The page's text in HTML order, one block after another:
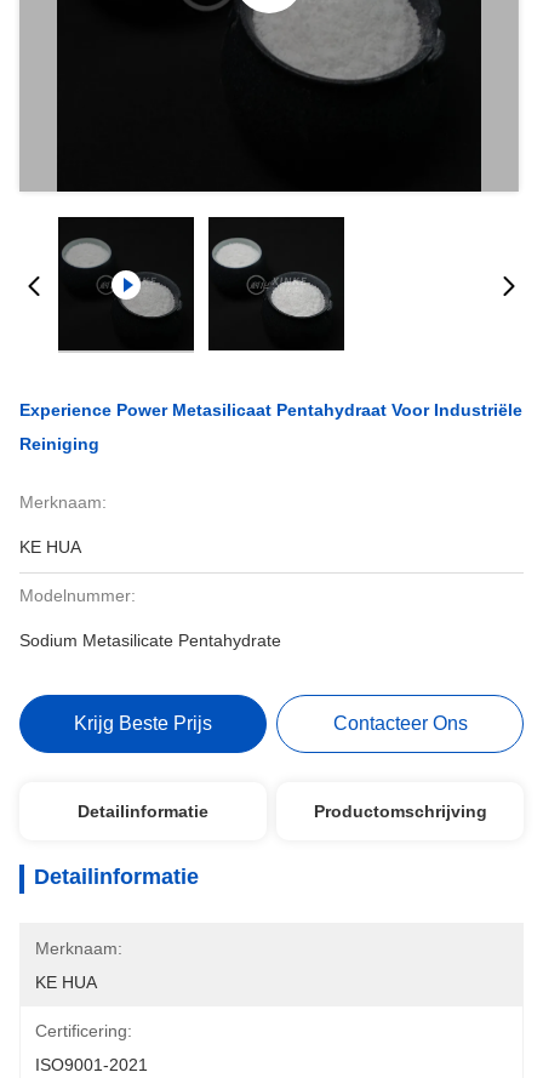
Experience Power Metasilicaat Pentahydraat Voor Industriële
Reiniging
Merknaam:
KE HUA
Modelnummer:
Sodium Metasilicate Pentahydrate
Krijg Beste Prijs Contacteer Ons
Detailinformatie Productomschrijving
Detailinformatie
Merknaam:
KE HUA
Certificering:
ISO9001-2021